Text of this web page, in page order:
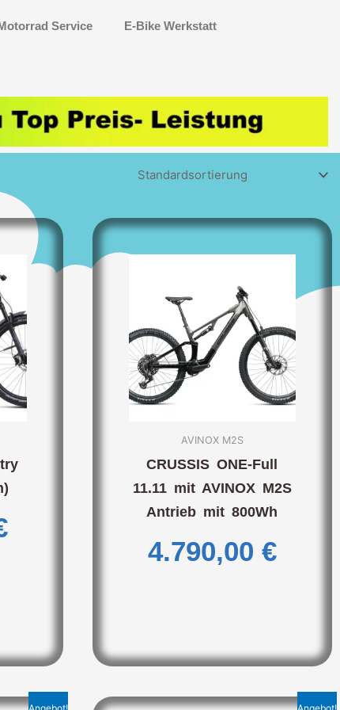
Service E-Bike Werkstatt
AVINOX M2S
CRUSSIS ONE-Full
11.11 mit AVINOX M2S
Antrieb mit 800Wh
4.790,00 €